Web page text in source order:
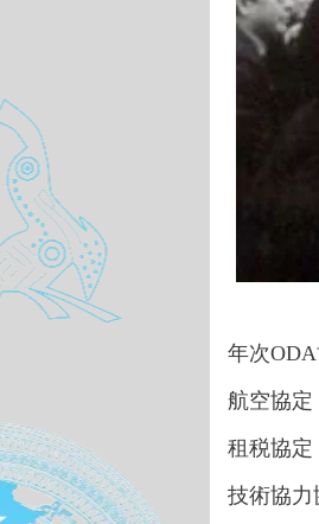
年次ODA
航空協定
租税協定
技術協力